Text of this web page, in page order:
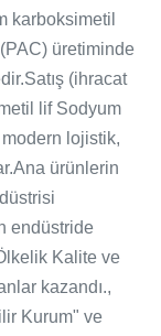
karboksimetil
üretiminde
(ihracat
lif Sodyum
modern lojistik,
ürünlerin
endüstride
Kalite ve
kazandı.,
Kurum" ve